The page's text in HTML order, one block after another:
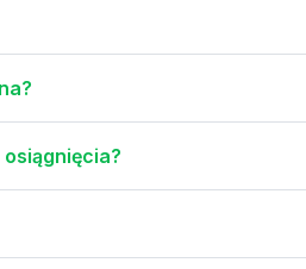
osiągnięcia?